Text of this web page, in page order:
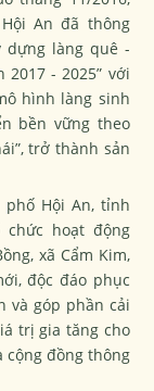
An đã thông
dựng làng quê -
- 2025” với
hình làng sinh
bền vững theo
trở thành sản
phố Hội An, tỉnh
hoạt động
xã Cẩm Kim,
độc đáo phục
và góp phần cải
trị gia tăng cho
đồng thông